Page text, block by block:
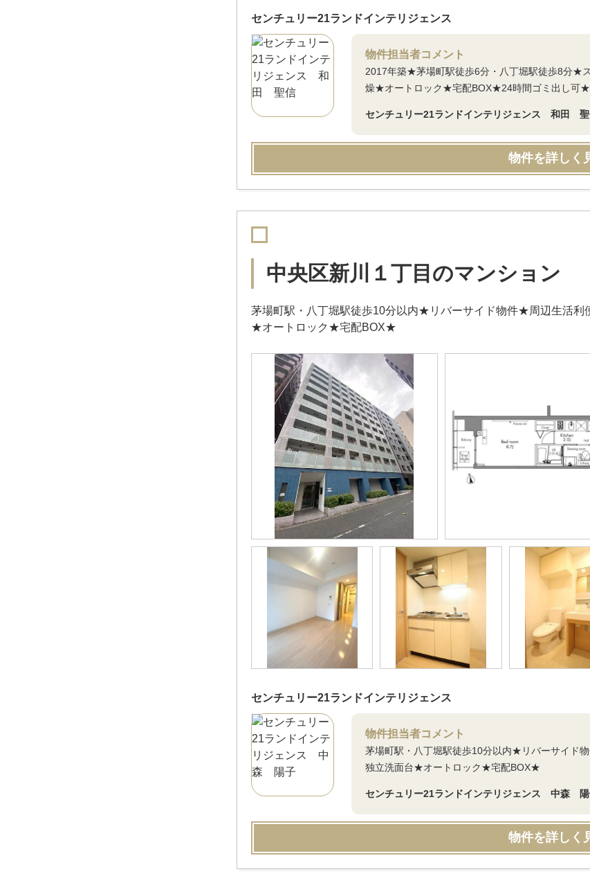
センチュリー21ランドインテリジェンス
物件担当者コメント
2017年築★茅場町駅徒歩6分・八丁堀駅徒歩8分★
燥★オートロック★宅配BOX★24時間ゴミ出し可★
センチュリー21ランドインテリジェンス 和田
物件を詳しく
中央区新川１丁目のマンション
茅場町駅・八丁堀駅徒歩10分以内★リバーサイド物件★周辺生活
★オートロック★宅配BOX★
センチュリー21ランドインテリジェンス
物件担当者コメント
茅場町駅・八丁堀駅徒歩10分以内★リバーサイ
独立洗面台★オートロック★宅配BOX★
センチュリー21ランドインテリジェンス 中森
物件を詳しく